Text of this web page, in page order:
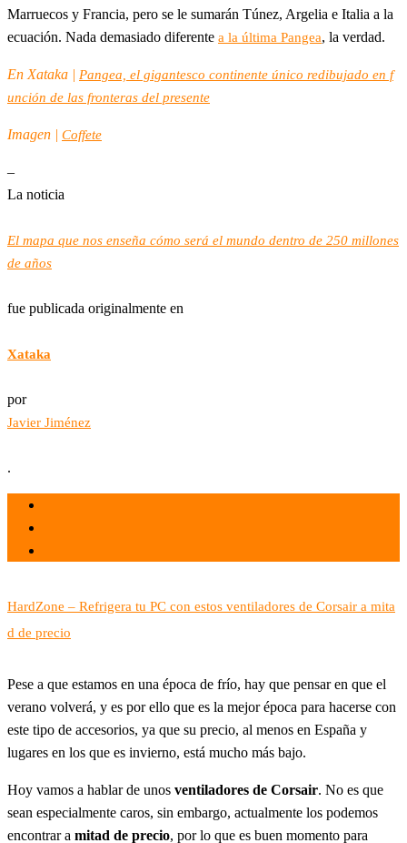
Marruecos y Francia, pero se le sumarán Túnez, Argelia e Italia a la
ecuación. Nada demasiado diferente a la última Pangea, la verdad.
En Xataka | Pangea, el gigantesco continente único redibujado en f
unción de las fronteras del presente
Imagen | Coffete
–
La noticia
El mapa que nos enseña cómo será el mundo dentro de 250 millones
de años
fue publicada originalmente en
Xataka
por
Javier Jiménez
.
HardZone – Refrigera tu PC con estos ventiladores de Corsair a mita
d de precio
Pese a que estamos en una época de frío, hay que pensar en que el
verano volverá, y es por ello que es la mejor época para hacerse con
este tipo de accesorios, ya que su precio, al menos en España y
lugares en los que es invierno, está mucho más bajo.
Hoy vamos a hablar de unos ventiladores de Corsair. No es que
sean especialmente caros, sin embargo, actualmente los podemos
encontrar a mitad de precio, por lo que es buen momento para